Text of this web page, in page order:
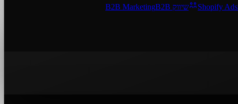
Shopify Ads שיווק B2B
B2B Marketing